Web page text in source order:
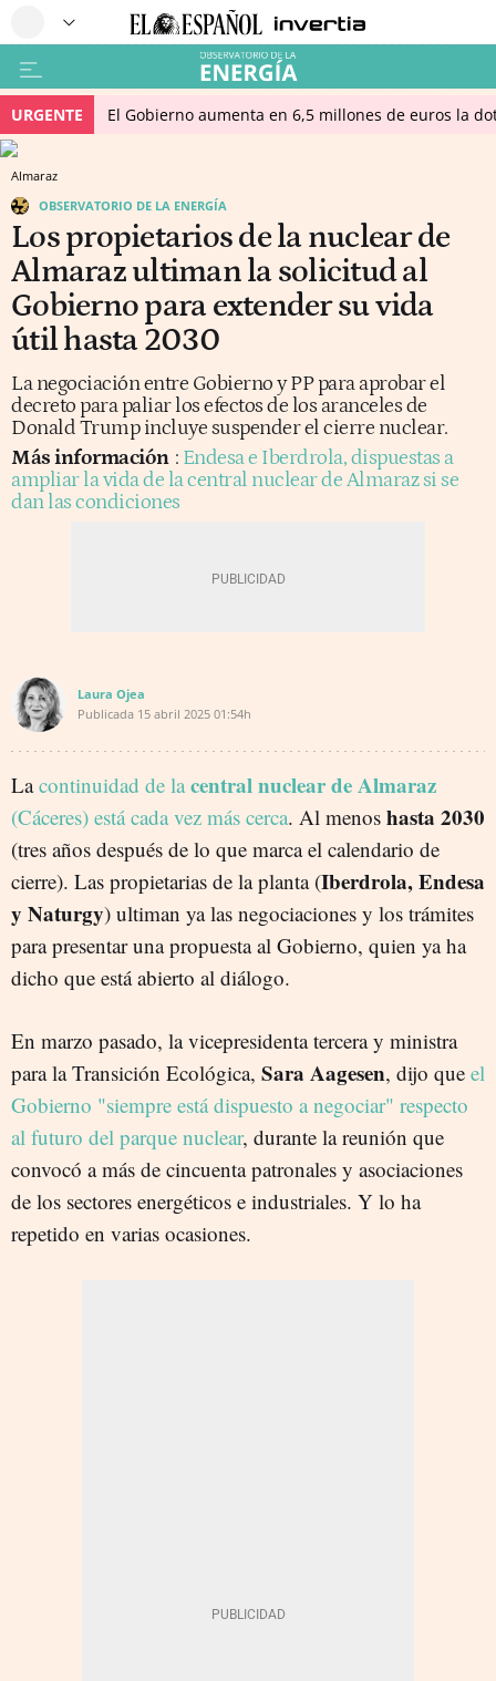
URGENTE El Gobierno aumenta en 6,5 millones de euros la
Almaraz
OBSERVATORIO DE LA ENERGÍA
Los propietarios de la nuclear de
Almaraz ultiman la solicitud al
Gobierno para extender su vida
útil hasta 2030
La negociación entre Gobierno y PP para aprobar el
decreto para paliar los efectos de los aranceles de
Donald Trump incluye suspender el cierre nuclear.
Más información : Endesa e Iberdrola, dispuestas a
ampliar la vida de la central nuclear de Almaraz si se
dan las condiciones
Laura Ojea
Publicada 15 abril 2025 01:54h
Lacontinuidad de lacentral nuclear de Almaraz
(Cáceres) está cada vez más cerca. Al menos hasta 2030
(tres años después de lo que marca el calendario de
cierre). Las propietarias de la planta (Iberdrola, Endesa
y Naturgy) ultiman ya las negociaciones y los trámites
para presentar una propuesta al Gobierno, quien ya ha
dicho que está abierto al diálogo.
En marzo pasado, la vicepresidenta tercera y ministra
para la Transición Ecológica, Sara Aagesen, dijo que el
Gobierno "siempre está dispuesto a negociar" respecto
al futuro del parque nuclear, durante la reunión que
convocó a más de cincuenta patronales y asociaciones
de los sectores energéticos e industriales. Y lo ha
repetido en varias ocasiones.